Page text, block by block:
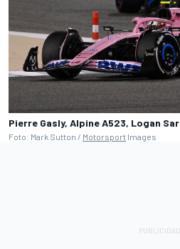
Pierre Gasly, Alpine A523, Logan
Foto: Mark Sutton / Motorsport Images